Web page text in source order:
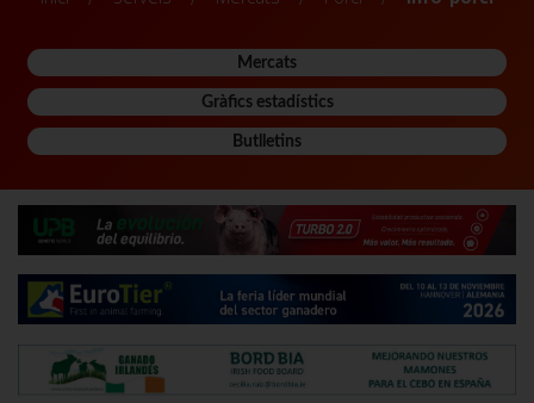
Mercats
Gràfics estadístics
Butlletins